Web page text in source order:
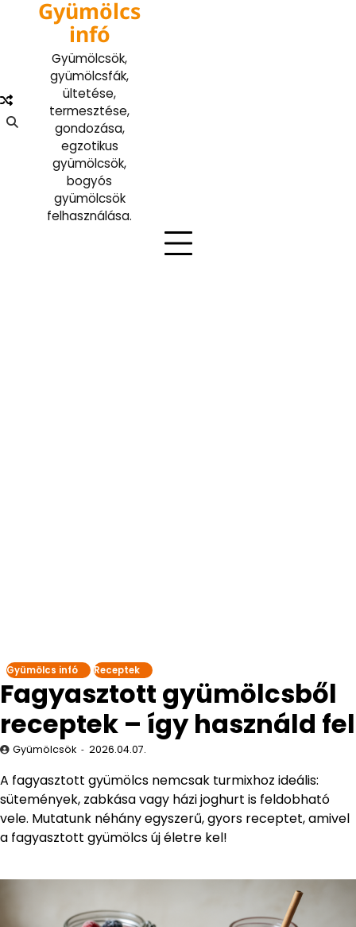
Gyümölcs
infó
Gyümölcsök,
gyümölcsfák,
ültetése,
termesztése,
gondozása,
egzotikus
gyümölcsök,
bogyós
gyümölcsök
felhasználása.
Gyümölcs infó Receptek
Fagyasztott gyümölcsből
receptek – így használd fel
Gyümölcsök 2026.04.07.
A fagyasztott gyümölcs nemcsak turmixhoz ideális:
sütemények, zabkása vagy házi joghurt is feldobható
vele. Mutatunk néhány egyszerű, gyors receptet, amivel
a fagyasztott gyümölcs új életre kel!